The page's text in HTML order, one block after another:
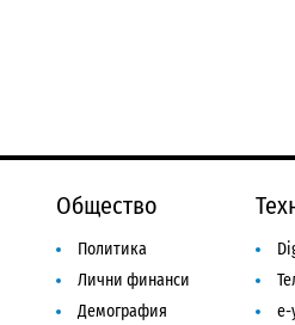
Общество
Политика
Лични финанси
Демография
е-